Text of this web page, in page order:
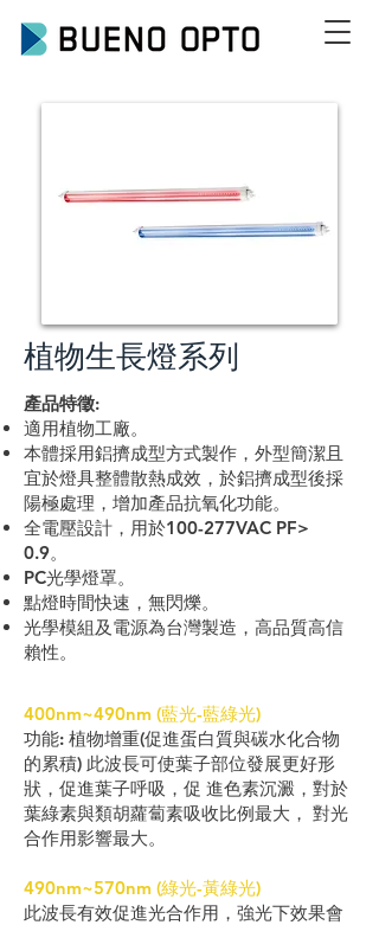
植物生長燈系列
產品特徵:
適用植物工廠。
本體採用鋁擠成型方式製作，外型簡潔且
宜於燈具整體散熱成效，於鋁擠成型後採
陽極處理，增加產品抗氧化功能。
全電壓設計，用於100-277VAC PF>
0.9。
PC光學燈罩。
點燈時間快速，無閃爍。
光學模組及電源為台灣製造，高品質高信
賴性。
400nm~490nm (藍光-藍綠光)
功能: 植物增重(促進蛋白質與碳水化合物
的累積) 此波長可使葉子部位發展更好形
狀，促進葉子呼吸，促 進色素沉澱，對於
葉綠素與類胡蘿蔔素吸收比例最大， 對光
合作用影響最大。
490nm~570nm (綠光-黃綠光)
此波長有效促進光合作用，強光下效果會